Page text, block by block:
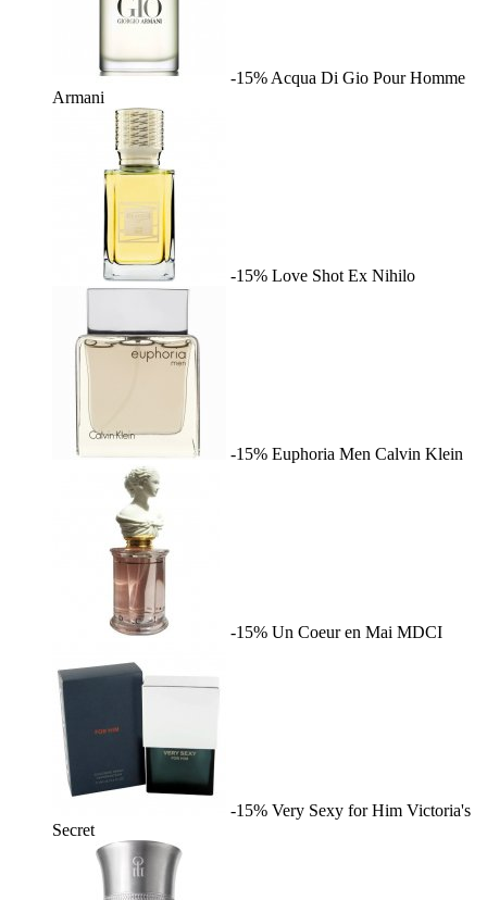
-15% Acqua Di Gio Pour Homme
Armani
-15% Love Shot Ex Nihilo
-15% Euphoria Men Calvin Klein
-15% Un Coeur en Mai MDCI
-15% Very Sexy for Him Victoria's
Secret